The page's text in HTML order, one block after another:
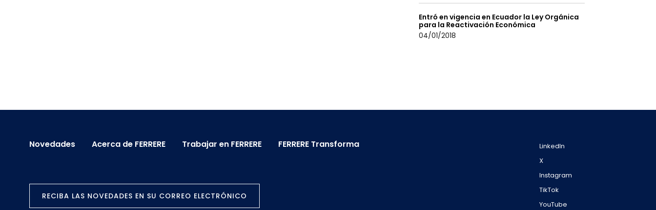
Entró en vigencia en Ecuador la Ley Orgánica
para la Reactivación Económica
04/01/2018
Novedades Acerca de FERRERE Trabajar en FERRERE FERRERE Transforma
RECIBA LAS NOVEDADES EN SU CORREO ELECTRÓNICO
LinkedIn
X
Instagram
TikTok
YouTube